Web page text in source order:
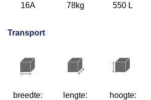
16A 78kg 550 L
Transport
breedte:
lengte:
hoogte: